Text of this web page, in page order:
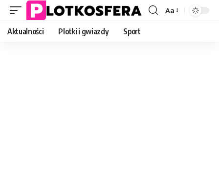
Font
Aa
Aktualności Plotki i gwiazdy Sport